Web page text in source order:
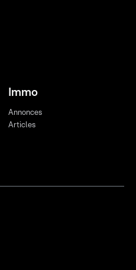
Immo
Annonces
Articles